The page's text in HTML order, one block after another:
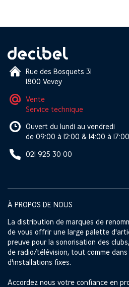
Rue des Bosquets 31
1800 Vevey
Vente
Service technique
Ouvert du lundi au vendredi
de 09:00 à 12:00 & 14:00 à 17:00
021 925 30 00
À PROPOS DE NOUS
La distribution de marques de
de vous offrir une large palette
preuve pour la sonorisation des
de radio/télévision, tout comme
d'installations fixes.
Accordez nous votre confiance en